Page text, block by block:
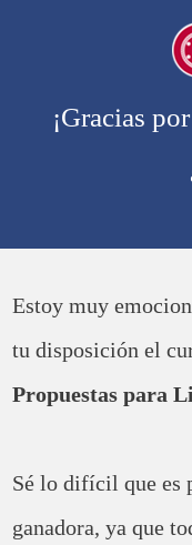
¡Gracias
Estoy muy
tu disposición el
Propuestas para
Sé lo difícil que es
ganadora, ya que